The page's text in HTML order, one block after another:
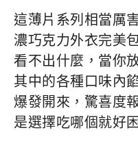
這薄片系列相當厲
濃巧克力外衣完美
看不出什麼，當你
其中的各種口味內
爆發開來，驚喜度
是選擇吃哪個就好